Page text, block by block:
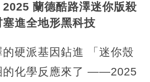
蘭德酷路澤迷你版殺
進全地形黑科技
硬派基因鉆進 「迷你殼
的化學反應來了 ——2025